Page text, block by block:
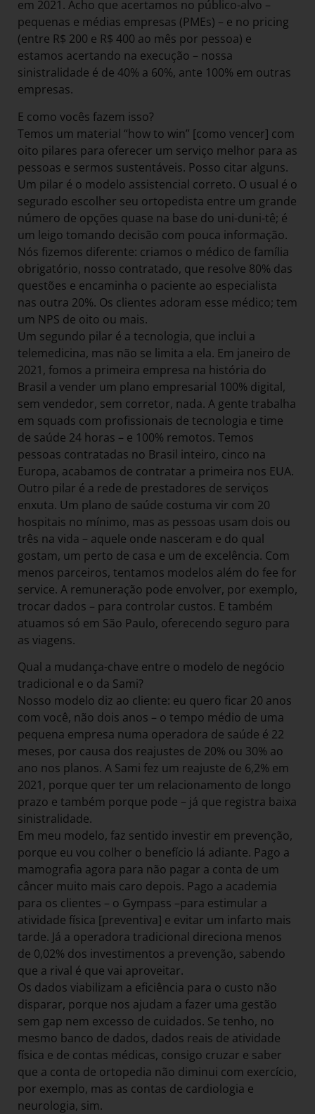
em 2021. Acho que acertamos no público-alvo –
pequenas e médias empresas (PMEs) – e no pricing
(entre R$ 200 e R$ 400 ao mês por pessoa) e
estamos acertando na execução – nossa
sinistralidade é de 40% a 60%, ante 100% em outras
empresas.
E como vocês fazem isso?
Temos um material “how to win” [como vencer] com
oito pilares para oferecer um serviço melhor para as
pessoas e sermos sustentáveis. Posso citar alguns.
Um pilar é o modelo assistencial correto. O usual é o
segurado escolher seu ortopedista entre um grande
número de opções quase na base do uni-duni-tê; é
um leigo tomando decisão com pouca informação.
Nós fizemos diferente: criamos o médico de família
obrigatório, nosso contratado, que resolve 80% das
questões e encaminha o paciente ao especialista
nas outra 20%. Os clientes adoram esse médico; tem
um NPS de oito ou mais.
Um segundo pilar é a tecnologia, que inclui a
telemedicina, mas não se limita a ela. Em janeiro de
2021, fomos a primeira empresa na história do
Brasil a vender um plano empresarial 100% digital,
sem vendedor, sem corretor, nada. A gente trabalha
em squads com profissionais de tecnologia e time
de saúde 24 horas – e 100% remotos. Temos
pessoas contratadas no Brasil inteiro, cinco na
Europa, acabamos de contratar a primeira nos EUA.
Outro pilar é a rede de prestadores de serviços
enxuta. Um plano de saúde costuma vir com 20
hospitais no mínimo, mas as pessoas usam dois ou
três na vida – aquele onde nasceram e do qual
gostam, um perto de casa e um de excelência. Com
menos parceiros, tentamos modelos além do fee for
service. A remuneração pode envolver, por exemplo,
trocar dados – para controlar custos. E também
atuamos só em São Paulo, oferecendo seguro para
as viagens.
Qual a mudança-chave entre o modelo de negócio
tradicional e o da Sami?
Nosso modelo diz ao cliente: eu quero ficar 20 anos
com você, não dois anos – o tempo médio de uma
pequena empresa numa operadora de saúde é 22
meses, por causa dos reajustes de 20% ou 30% ao
ano nos planos. A Sami fez um reajuste de 6,2% em
2021, porque quer ter um relacionamento de longo
prazo e também porque pode – já que registra baixa
sinistralidade.
Em meu modelo, faz sentido investir em prevenção,
porque eu vou colher o benefício lá adiante. Pago a
mamografia agora para não pagar a conta de um
câncer muito mais caro depois. Pago a academia
para os clientes – o Gympass –para estimular a
atividade física [preventiva] e evitar um infarto mais
tarde. Já a operadora tradicional direciona menos
de 0,02% dos investimentos a prevenção, sabendo
que a rival é que vai aproveitar.
Os dados viabilizam a eficiência para o custo não
disparar, porque nos ajudam a fazer uma gestão
sem gap nem excesso de cuidados. Se tenho, no
mesmo banco de dados, dados reais de atividade
física e de contas médicas, consigo cruzar e saber
que a conta de ortopedia não diminui com exercício,
por exemplo, mas as contas de cardiologia e
neurologia, sim.